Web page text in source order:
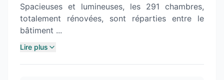
Spacieuses et lumineuses, les 291 chambres,
totalement rénovées, sont réparties entre le
bâtiment ...
Lire plus